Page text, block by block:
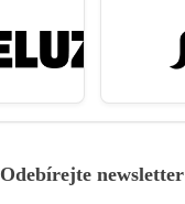
Odebírejte newsletter